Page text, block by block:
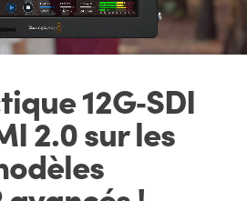
12G‑SDI
2.0 sur les